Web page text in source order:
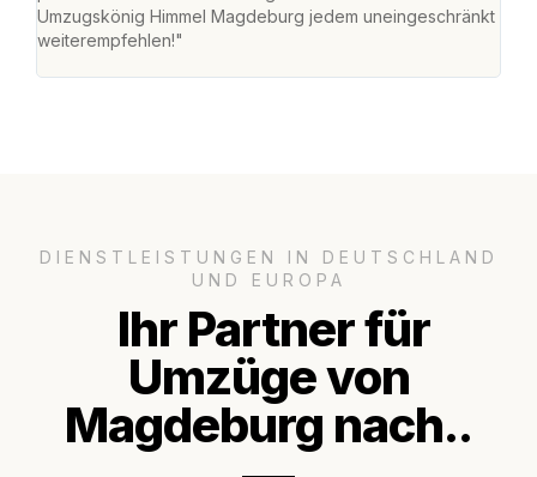
Umzugskönig Himmel Magdeburg jedem uneingeschränkt
weiterempfehlen!"
DIENSTLEISTUNGEN IN DEUTSCHLAND
UND EUROPA
Ihr Partner für
Umzüge von
Magdeburg nach..